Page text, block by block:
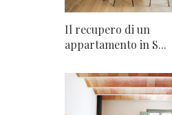
Il recupero di un
appartamento in S...